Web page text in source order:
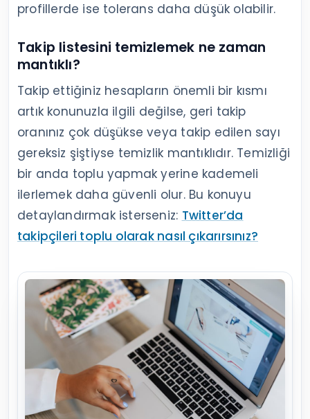
profillerde ise tolerans daha düşük olabilir.
Takip listesini temizlemek ne zaman
mantıklı?
Takip ettiğiniz hesapların önemli bir kısmı
artık konunuzla ilgili değilse, geri takip
oranınız çok düşükse veya takip edilen sayı
gereksiz şiştiyse temizlik mantıklıdır. Temizliği
bir anda toplu yapmak yerine kademeli
ilerlemek daha güvenli olur. Bu konuyu
detaylandırmak isterseniz: Twitter’da
takipçileri toplu olarak nasıl çıkarırsınız?